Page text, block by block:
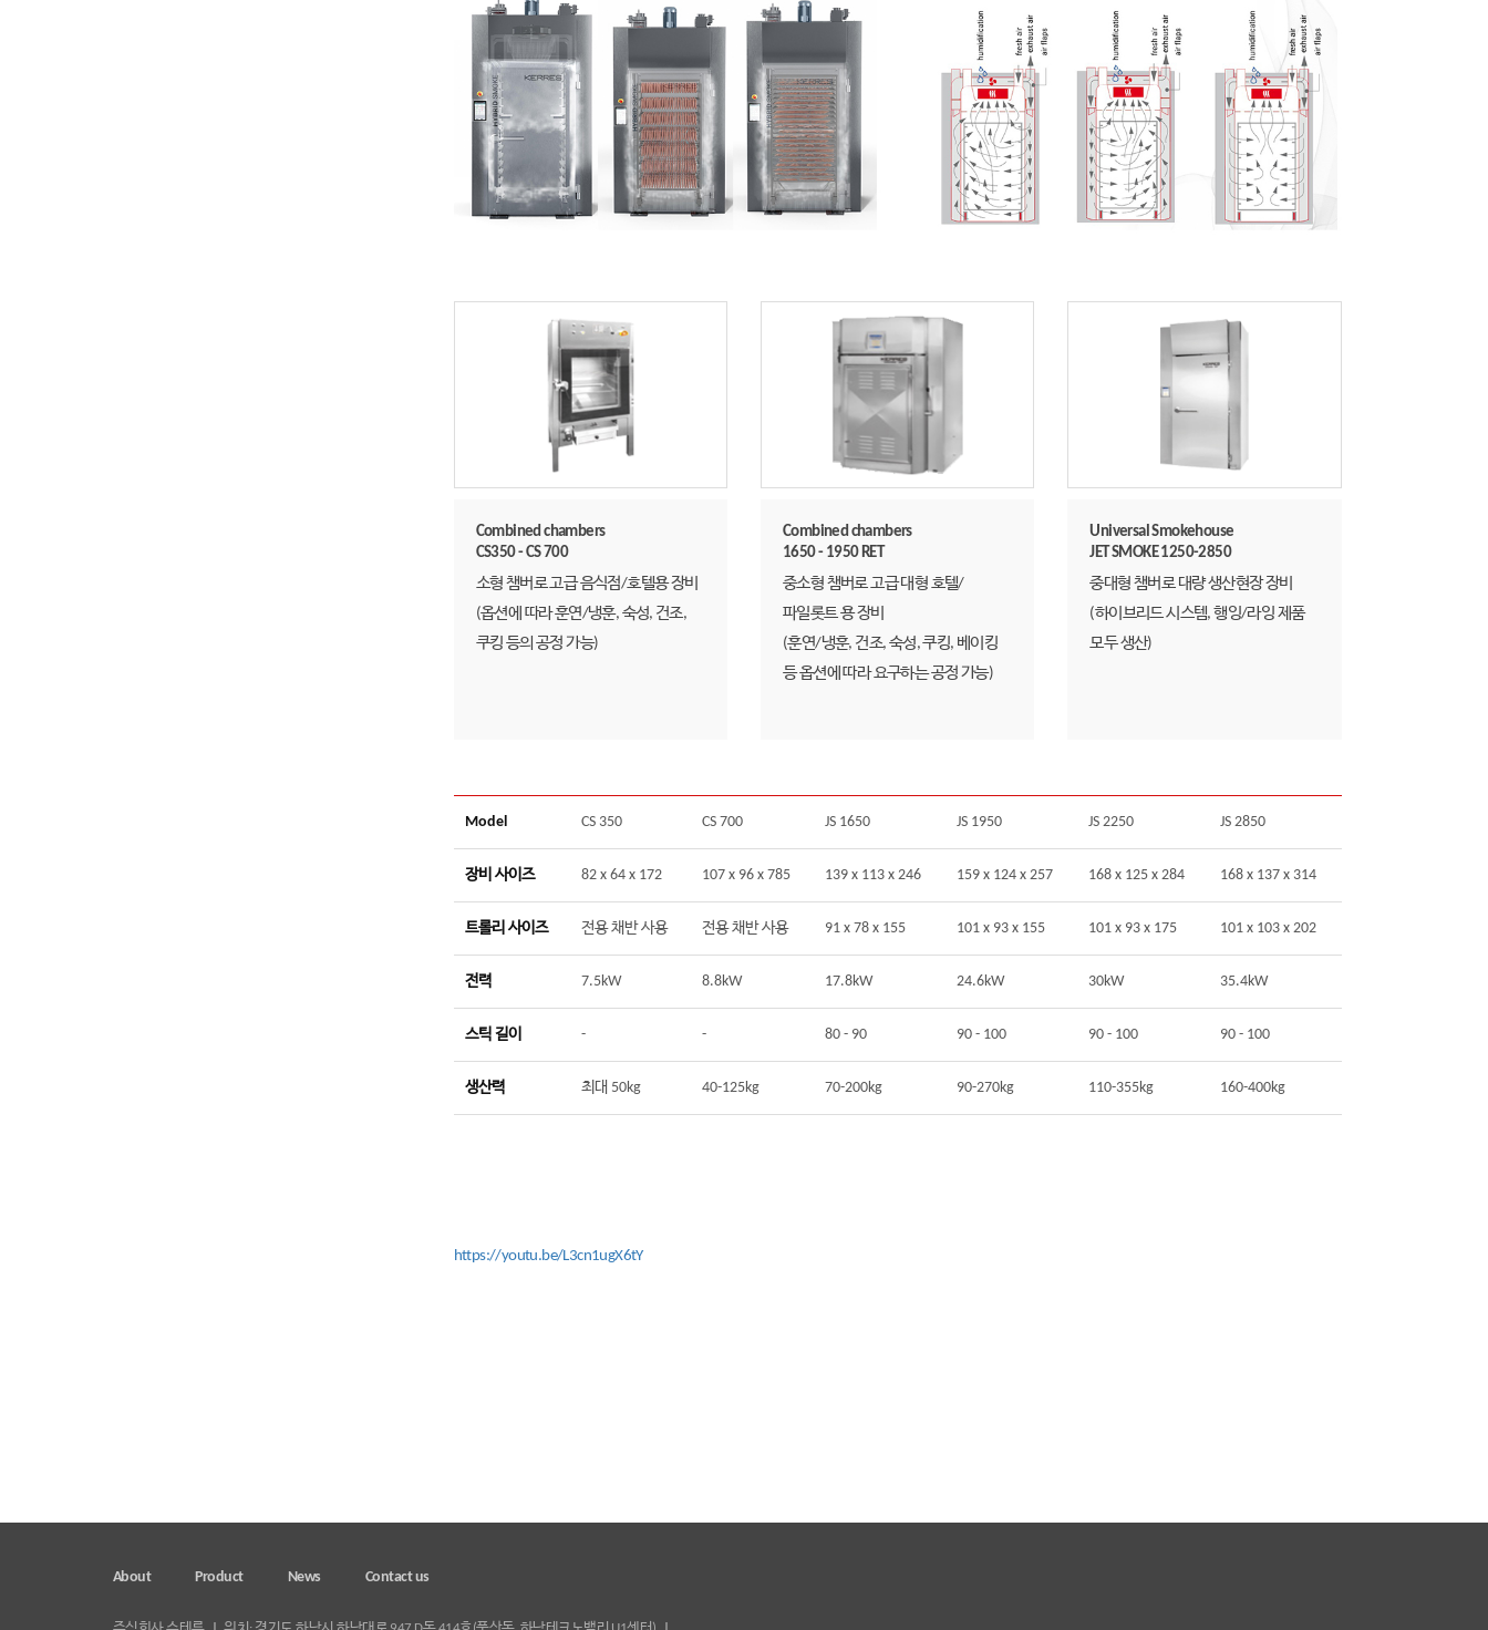
Combined chambers
CS350 - CS 700
소형 챔버로 고급 음식점/호텔용 장비
(옵션에 따라 훈연/냉훈, 숙성, 건조,
쿠킹 등의 공정 가능)
Combined chambers
1650 - 1950 RET
중소형 챔버로 고급 대형 호텔/
파일롯트 용 장비
(훈연/냉훈, 건조, 숙성, 쿠킹, 베이킹
등 옵션에 따라 요구하는 공정 가능)
Universal Smokehouse
JET SMOKE 1250-2850
중대형 챔버로 대량 생산현장 장비
(하이브리드 시스템, 행잉/라잉 제품
모두 생산)
Model CS 350 CS 700 JS 1650 JS 1950 JS 2250 JS 2850
장비 사이즈 82 x 64 x 172 107 x 96 x 785 139 x 113 x 246 159 x 124 x 257 168 x 125 x 284 168 x 137 x 314
트롤리 사이즈 전용 채반 사용 전용 채반 사용 91 x 78 x 155 101 x 93 x 155 101 x 93 x 175 101 x 103 x 202
전력 7.5kW 8.8kW 17.8kW 24.6kW 30kW 35.4kW
스틱 길이 - - 80 - 90 90 - 100 90 - 100 90 - 100
생산력 최대 50kg 40-125kg 70-200kg 90-270kg 110-355kg 160-400kg
https://youtu.be/L3cn1ugX6tY
About Product News Contact us